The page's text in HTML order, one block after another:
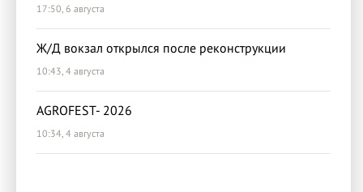
17:50, 6 августа
Ж/Д вокзал открылся после реконструкции
10:43, 4 августа
AGROFEST- 2026
10:34, 4 августа